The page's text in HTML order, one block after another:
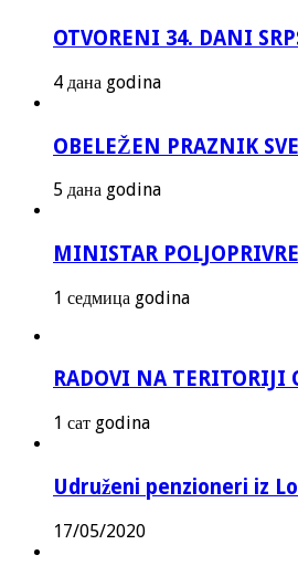
OTVORENI 34. DANI
4 дана godina
OBELEŽEN PRAZNIK
5 дана godina
MINISTAR
1 седмица godina
RADOVI NA TERITORIJI
1 сат godina
Udruženi penzioneri iz
17/05/2020